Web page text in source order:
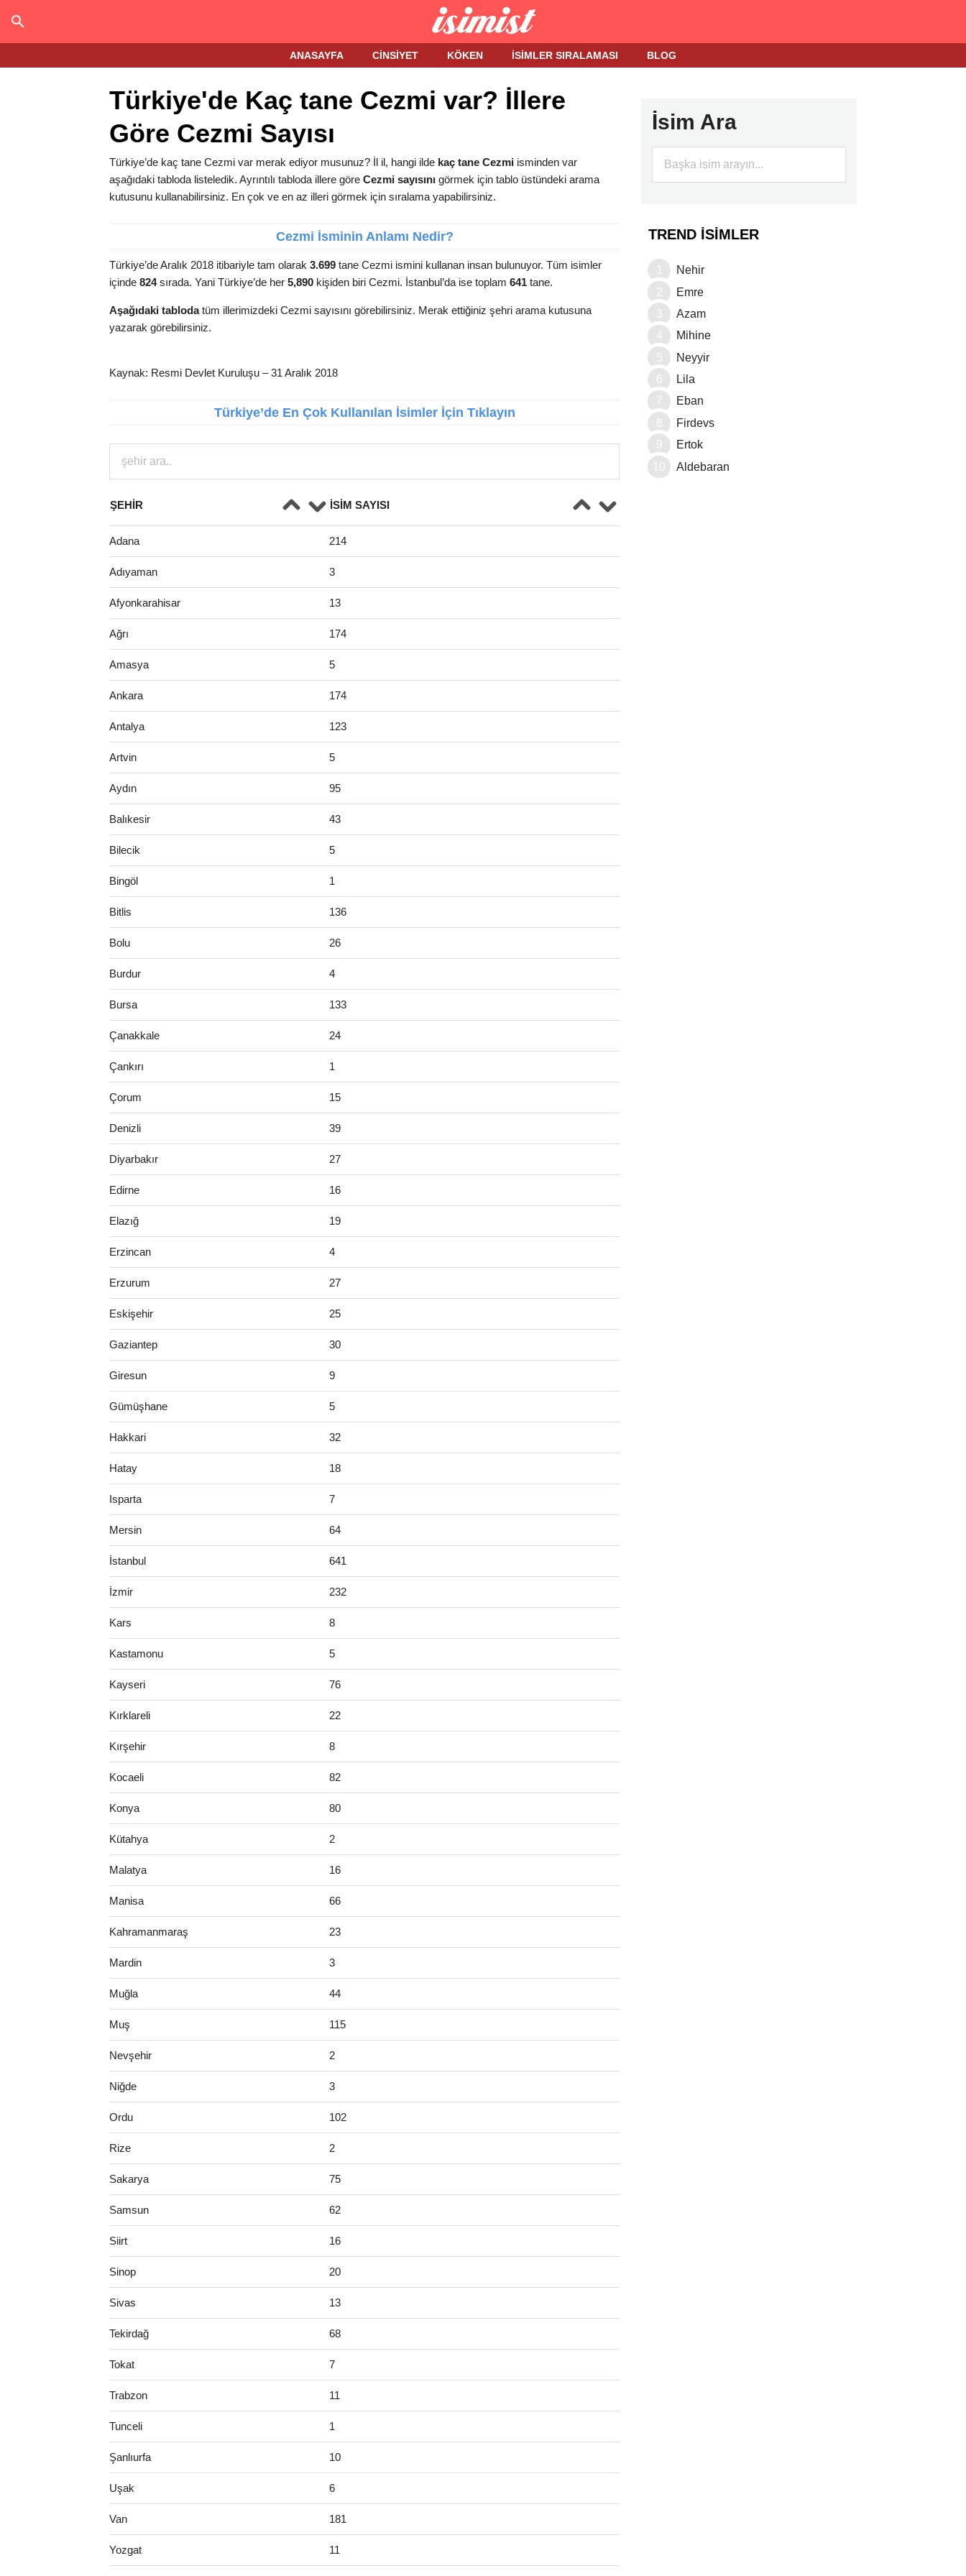
ANASAYFA CINSIYET KÖKEN İSIMLER SIRALAMASI BLOG
Türkiye'de Kaç tane Cezmi var? İllere
Göre Cezmi Sayısı
Türkiye’de kaç tane Cezmi var merak ediyor musunuz? İl il, hangi ilde kaç tane Cezmi isminden var
aşağıdaki tabloda listeledik. Ayrıntılı tabloda illere göre Cezmi sayısını görmek için tablo üstündeki arama
kutusunu kullanabilirsiniz. En çok ve en az illeri görmek için sıralama yapabilirsiniz.
Cezmi İsminin Anlamı Nedir?
Türkiye’de Aralık 2018 itibariyle tam olarak 3.699 tane Cezmi ismini kullanan insan bulunuyor. Tüm isimler
içinde 824sırada. Yani Türkiye’de her 5,890 kişiden biri Cezmi. İstanbul’da ise toplam 641 tane.
Aşağıdaki tablodatüm illerimizdeki Cezmi sayısını görebilirsiniz. Merak ettiğiniz şehri arama kutusuna
yazarak görebilirsiniz.
Kaynak: Resmi Devlet Kuruluşu – 31 Aralık 2018
Türkiye’de En Çok Kullanılan İsimler İçin Tıklayın
ŞEHIR İSIM SAYISI
Adana 214
Adıyaman 3
Afyonkarahisar 13
Ağrı 174
Amasya 5
Ankara 174
Antalya 123
Artvin 5
Aydın 95
Balıkesir 43
Bilecik 5
Bingöl 1
Bitlis 136
Bolu 26
Burdur 4
Bursa 133
Çanakkale 24
Çankırı 1
Çorum 15
Denizli 39
Diyarbakır 27
Edirne 16
Elazığ 19
Erzincan 4
Erzurum 27
Eskişehir 25
Gaziantep 30
Giresun 9
Gümüşhane 5
Hakkari 32
Hatay 18
Isparta 7
Mersin 64
İstanbul 641
İzmir 232
Kars 8
Kastamonu 5
Kayseri 76
Kırklareli 22
Kırşehir 8
Kocaeli 82
Konya 80
Kütahya 2
Malatya 16
Manisa 66
Kahramanmaraş 23
Mardin 3
Muğla 44
Muş 115
Nevşehir 2
Niğde 3
Ordu 102
Rize 2
Sakarya 75
Samsun 62
Siirt 16
Sinop 20
Sivas 13
Tekirdağ 68
Tokat 7
Trabzon 11
Tunceli 1
Şanlıurfa 10
Uşak 6
Van 181
Yozgat 11
İsim Ara
TREND İSIMLER
Nehir
Emre
Azam
Mihine
Neyyir
Lila
Eban
Firdevs
Ertok
Aldebaran